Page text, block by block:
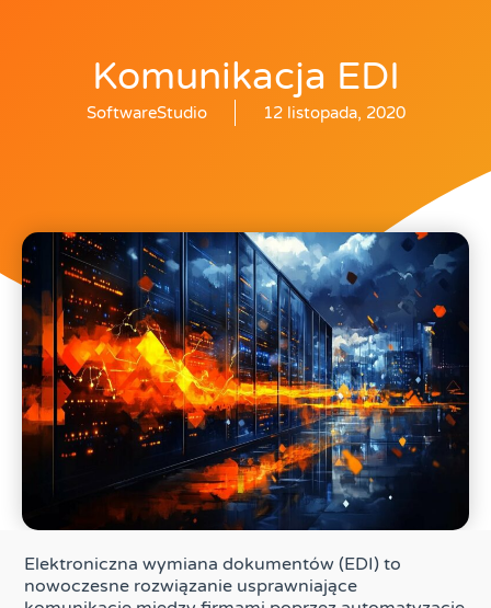
Komunikacja EDI
SoftwareStudio 12 listopada, 2020
Elektroniczna wymiana dokumentów (EDI) to
nowoczesne rozwiązanie usprawniające